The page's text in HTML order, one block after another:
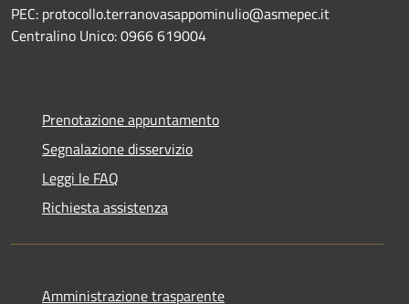
PEC: protocollo.terranovasappominulio@asmepec.it
Centralino Unico: 0966 619004
Prenotazione appuntamento
Segnalazione disservizio
Leggi le FAQ
Richiesta assistenza
Amministrazione trasparente